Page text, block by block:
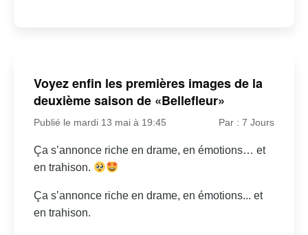
Voyez enfin les premières images de la
deuxième saison de «Bellefleur»
Publié le mardi 13 mai à 19:45 Par : 7 Jours
Ça s’annonce riche en drame, en émotions… et
en trahison.
Ça s’annonce riche en drame, en émotions... et
en trahison.